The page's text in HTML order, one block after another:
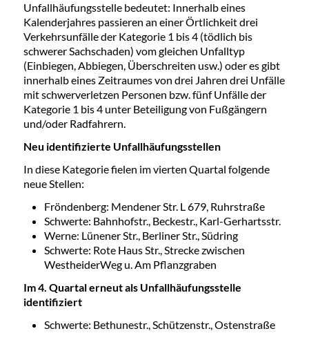
Unfallhäufungsstelle bedeutet: Innerhalb eines
Kalenderjahres passieren an einer Örtlichkeit drei
Verkehrsunfälle der Kategorie 1 bis 4 (tödlich bis
schwerer Sachschaden) vom gleichen Unfalltyp
(Einbiegen, Abbiegen, Überschreiten usw.) oder es gibt
innerhalb eines Zeitraumes von drei Jahren drei Unfälle
mit schwerverletzen Personen bzw. fünf Unfälle der
Kategorie 1 bis 4 unter Beteiligung von Fußgängern
und/oder Radfahrern.
Neu identifizierte Unfallhäufungsstellen
In diese Kategorie fielen im vierten Quartal folgende
neue Stellen:
Fröndenberg: Mendener Str. L 679, Ruhrstraße
Schwerte: Bahnhofstr., Beckestr., Karl-Gerhartsstr.
Werne: Lünener Str., Berliner Str., Südring
Schwerte: Rote Haus Str., Strecke zwischen
WestheiderWeg u. Am Pflanzgraben
Im 4. Quartal erneut als Unfallhäufungsstelle
identifiziert
Schwerte: Bethunestr., Schützenstr., Ostenstraße